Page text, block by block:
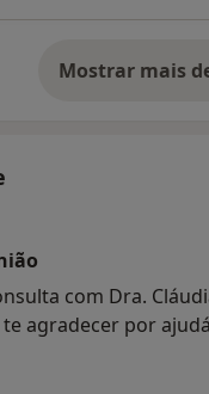
Mostrar mais
com Dra.
agradecer por